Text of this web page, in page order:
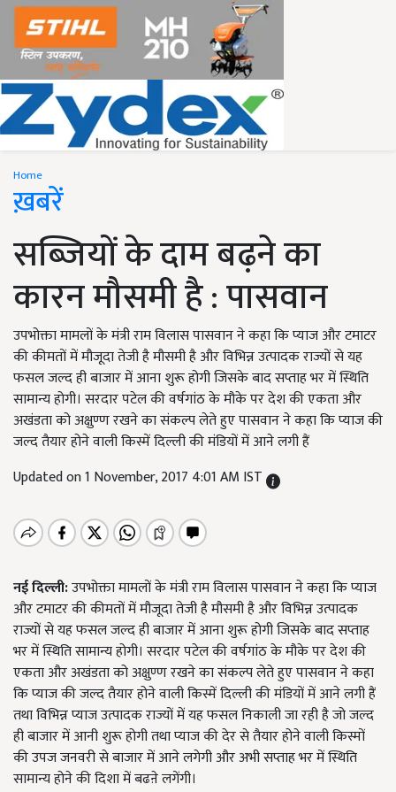
Home
ख़बरें
सब्जियों के दाम बढ़ने का
कारन मौसमी है : पासवान
उपभोक्ता मामलों के मंत्री राम विलास पासवान ने कहा कि प्याज और टमाटर
की कीमतों में मौजूदा तेजी है मौसमी है और विभिन्न उत्पादक राज्यों से यह
फसल जल्द ही बाजार में आना शुरू होगी जिसके बाद सप्ताह भर में स्थिति
सामान्य होगी। सरदार पटेल की वर्षगांठ के मौके पर देश की एकता और
अखंडता को अक्षुण्ण रखने का संकल्प लेते हुए पासवान ने कहा कि प्याज की
जल्द तैयार होने वाली किस्में दिल्ली की मंडियों में आने लगी हैं
Updated on 1 November, 2017 4:01 AM IST
नई दिल्ली:उपभोक्ता मामलों के मंत्री राम विलास पासवान ने कहा कि प्याज
और टमाटर की कीमतों में मौजूदा तेजी है मौसमी है और विभिन्न उत्पादक
राज्यों से यह फसल जल्द ही बाजार में आना शुरू होगी जिसके बाद सप्ताह
भर में स्थिति सामान्य होगी। सरदार पटेल की वर्षगांठ के मौके पर देश की
एकता और अखंडता को अक्षुण्ण रखने का संकल्प लेते हुए पासवान ने कहा
कि प्याज की जल्द तैयार होने वाली किस्में दिल्ली की मंडियों में आने लगी हैं
तथा विभिन्न प्याज उत्पादक राज्यों में यह फसल निकाली जा रही है जो जल्द
ही बाजार में आनी शुरू होगी तथा प्याज की देर से तैयार होने वाली किस्मों
की उपज जनवरी से बाजार में आने लगेगी और अभी सप्ताह भर में स्थिति
सामान्य होने की दिशा में बढऩे लगेंगी।